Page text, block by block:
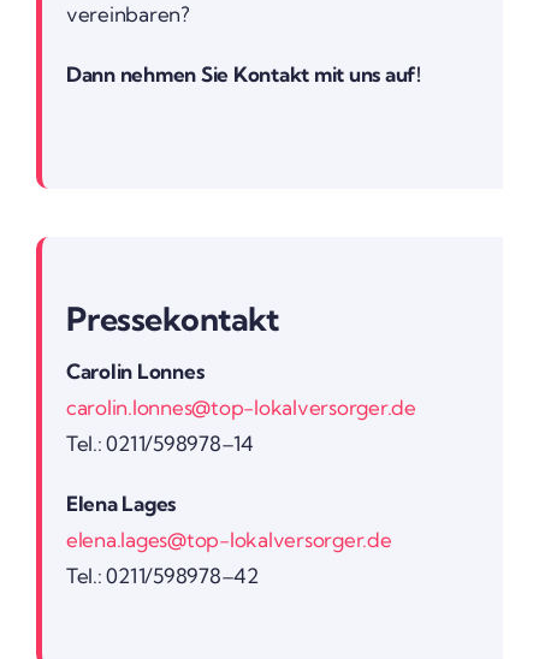
verein­baren?
Dann nehmen Sie Kontakt mit uns auf!
Pres­se­kon­takt
Carolin Lonnes
carolin.lonnes@top-lokalversorger.de
Tel.: 0211/598978–14
Elena Lages
elena.lages@top-lokalversorger.de
Tel.: 0211/598978–42